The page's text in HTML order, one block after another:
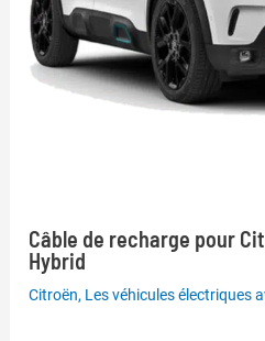
Câble de recharge pour
Hybrid
Citroën, Les véhicules électriques